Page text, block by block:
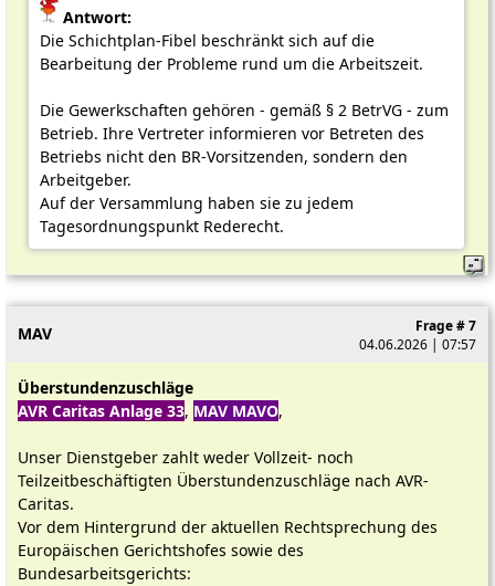
Antwort:
Die Schichtplan-Fibel beschränkt sich auf die
Bearbeitung der Probleme rund um die Arbeitszeit.
Die Gewerkschaften gehören - gemäß § 2 BetrVG - zum
Betrieb. Ihre Vertreter informieren vor Betreten des
Betriebs nicht den BR-Vorsitzenden, sondern den
Arbeitgeber.
Auf der Versammlung haben sie zu jedem
Tagesordnungspunkt Rederecht.
MAV
Frage # 7
04.06.2026 | 07:57
Überstundenzuschläge
AVR Caritas Anlage 33, MAV MAVO,
Unser Dienstgeber zahlt weder Vollzeit- noch
Teilzeitbeschäftigten Überstundenzuschläge nach AVR-
Caritas.
Vor dem Hintergrund der aktuellen Rechtsprechung des
Europäischen Gerichtshofes sowie des
Bundesarbeitsgerichts: